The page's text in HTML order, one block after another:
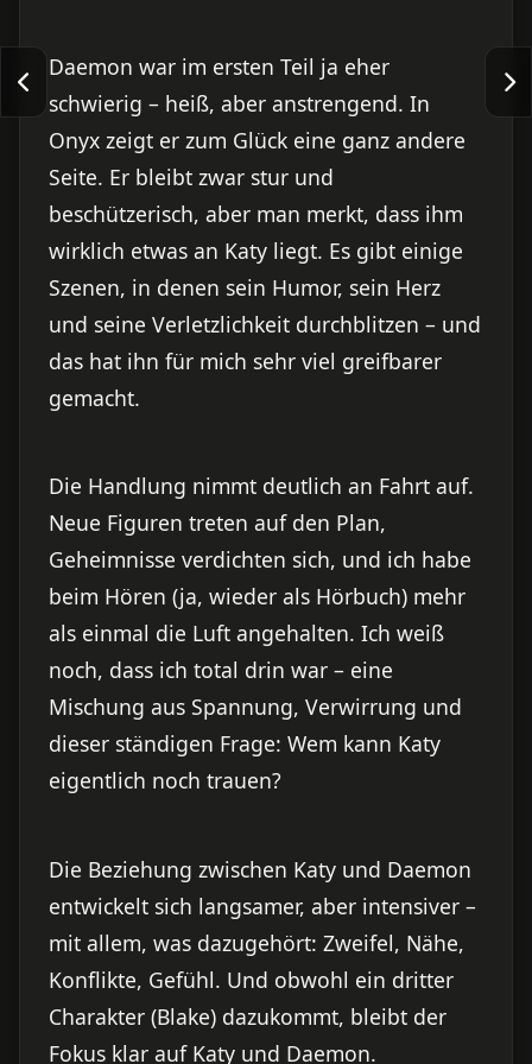
Daemon war im ersten Teil ja eher
schwierig – heiß, aber anstrengend. In
Onyx zeigt er zum Glück eine ganz andere
Seite. Er bleibt zwar stur und
beschützerisch, aber man merkt, dass ihm
wirklich etwas an Katy liegt. Es gibt einige
Szenen, in denen sein Humor, sein Herz
und seine Verletzlichkeit durchblitzen – und
das hat ihn für mich sehr viel greifbarer
gemacht.
Die Handlung nimmt deutlich an Fahrt auf.
Neue Figuren treten auf den Plan,
Geheimnisse verdichten sich, und ich habe
beim Hören (ja, wieder als Hörbuch) mehr
als einmal die Luft angehalten. Ich weiß
noch, dass ich total drin war – eine
Mischung aus Spannung, Verwirrung und
dieser ständigen Frage: Wem kann Katy
eigentlich noch trauen?
Die Beziehung zwischen Katy und Daemon
entwickelt sich langsamer, aber intensiver –
mit allem, was dazugehört: Zweifel, Nähe,
Konflikte, Gefühl. Und obwohl ein dritter
Charakter (Blake) dazukommt, bleibt der
Fokus klar auf Katy und Daemon.